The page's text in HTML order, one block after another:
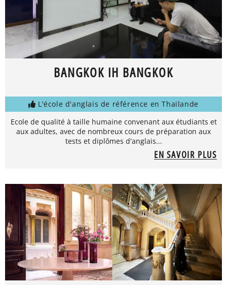
BANGKOK IH BANGKOK
L'école d'anglais de référence en Thailande
Ecole de qualité à taille humaine convenant aux étudiants et
aux adultes, avec de nombreux cours de préparation aux
tests et diplômes d'anglais...
EN SAVOIR PLUS